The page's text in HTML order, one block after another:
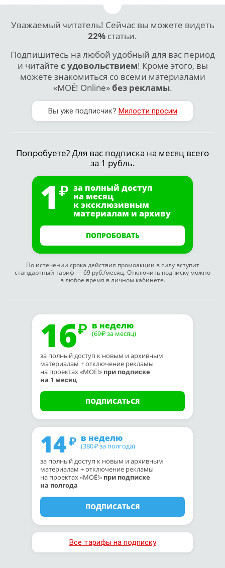
Уважаемый читатель! Сейчас вы можете видеть
22% статьи.
Подпишитесь на любой удобный для вас период
и читайте с удовольствием! Кроме этого, вы
можете знакомиться со всеми материалами
«МОЁ! Online»без рекламы.
Вы уже подписчик? Милости просим
Попробуете? Для вас подписка на месяц всего
за 1 рубль.
1 за полный доступ
на месяц
к эксклюзивным
материалам и архиву
ПОПРОБОВАТЬ
По истечении срока действия промоакции в силу вступит
стандартный тариф — 69 руб./месяц. Отключить подписку можно
в любое время в личном кабинете.
16 в неделю
(69₽ за месяц)
за полный доступ к новым и архивным
материалам + отключение рекламы
на проектах «МОЁ!» при подписке
на 1 месяц
ПОДПИСАТЬСЯ
14 в неделю
(380₽ за полгода)
за полный доступ к новым и архивным
материалам + отключение рекламы
на проектах «МОЁ!» при подписке
на полгода
ПОДПИСАТЬСЯ
Все тарифы на подписку